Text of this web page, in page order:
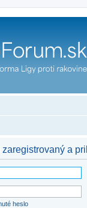
a
heslo